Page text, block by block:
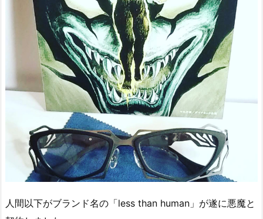
人間以下がブランド名の「less than human」が遂に悪魔と